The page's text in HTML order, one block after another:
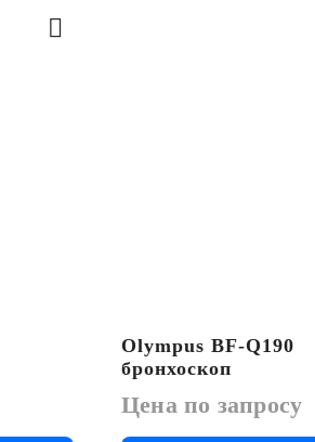
Olympus BF-Q190
бронхоскоп
Цена по запросу